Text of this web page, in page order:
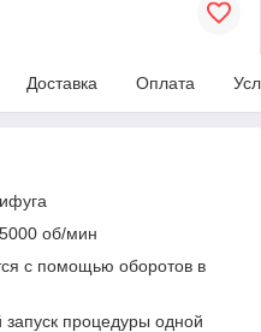
Доставка Оплата
об/мин
с помощью оборотов в
процедуры одной